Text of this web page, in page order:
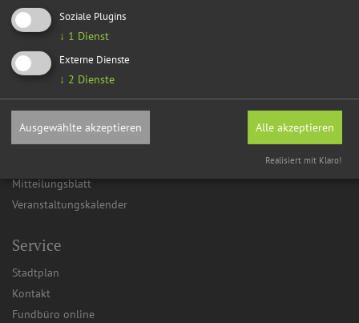
Mitteilungsblatt
Veranstaltungskalender
Service
Stadtplan
Kontakt
Fundbüro online
Soziale Plugins
↓ 1 Dienst
Externe Dienste
↓ 2 Dienste
Ausgewählte akzeptieren Alle akzeptieren
Realisiert mit Klaro!